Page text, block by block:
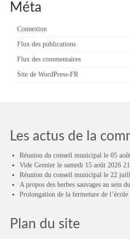
Méta
Connexion
Flux des publications
Flux des commentaires
Site de WordPress-FR
Les actus de la
Réunion du conseil municipal le 05
Vide Grenier le samedi 15 août 2026
Réunion du conseil municipal le 22
A propos des herbes sauvages au sein
Prolongation de la fermeture de
Plan du site